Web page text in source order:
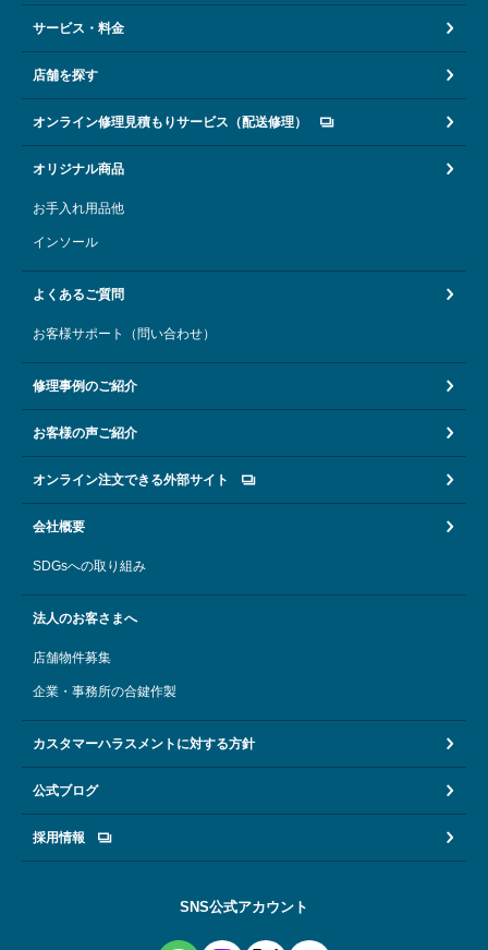
サービス・料金
店舗を探す
オンライン修理見積もりサービス（配送修理）
オリジナル商品
お手入れ用品他
インソール
よくあるご質問
お客様サポート（問い合わせ）
修理事例のご紹介
お客様の声ご紹介
オンライン注文できる外部サイト
会社概要
SDGsへの取り組み
法人のお客さまへ
店舗物件募集
企業・事務所の合鍵作製
カスタマーハラスメントに対する方針
公式ブログ
採用情報
SNS公式アカウント